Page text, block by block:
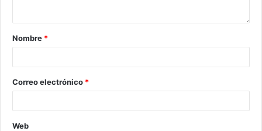
Nombre *
Correo electrónico *
Web